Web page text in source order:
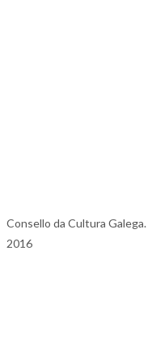
Consello da Cultura Galega.
2016